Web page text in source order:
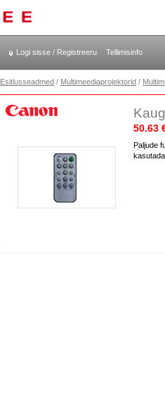
Logi sisse / Registreeru Tellimisinfo
Esitlusseadmed / Multimeediaprojektorid /
50.63
Paljude